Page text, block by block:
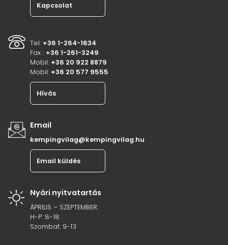
Kapcsolat
Tel: +36 1-264-1634
Fax : +36 1-261-3249
Mobil: +36 20 922 8879
Mobil: +36 20 577 9555
Hívás
Email
kempingvilag@kempingvilag.hu
Email küldés
Nyári nyitvatartás
ÁPRILIS – SZEPTEMBER:
H-P: 8-18
Szombat: 9-13